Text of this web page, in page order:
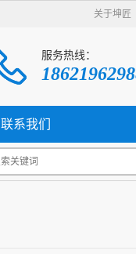
关于坤匠
服务热线：
联系我们